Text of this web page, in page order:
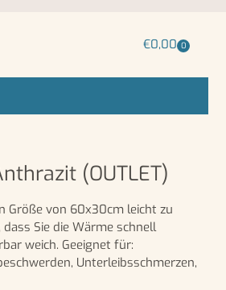
€0,00 0
(OUTLET)
Größe von 60x30cm leicht zu
Sie die Wärme schnell
weich. Geeignet für:
Unterleibsschmerzen,